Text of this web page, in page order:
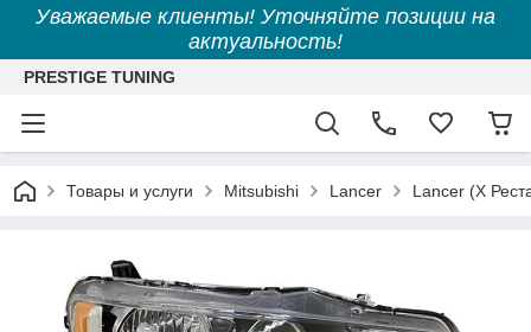
Уважаемые клиенты! Уточняйте позиции на
актуальность!
PRESTIGE TUNING
Товары и услуги Mitsubishi Lancer Lancer (X